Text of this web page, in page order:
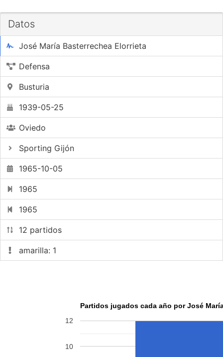
Datos
José María Basterrechea Elorrieta
Defensa
Busturia
1939-05-25
Oviedo
Sporting Gijón
1965-10-05
1965
1965
12 partidos
amarilla: 1
Partidos jugados cada año por José
10
12